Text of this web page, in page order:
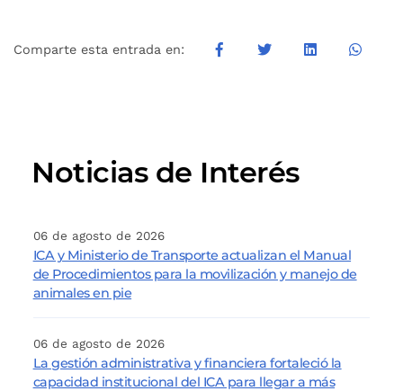
Comparte esta entrada en:
Noticias de Interés
06 de agosto de 2026
ICA y Ministerio de Transporte actualizan el Manual
de Procedimientos para la movilización y manejo de
animales en pie
06 de agosto de 2026
La gestión administrativa y financiera fortaleció la
capacidad institucional del ICA para llegar a más